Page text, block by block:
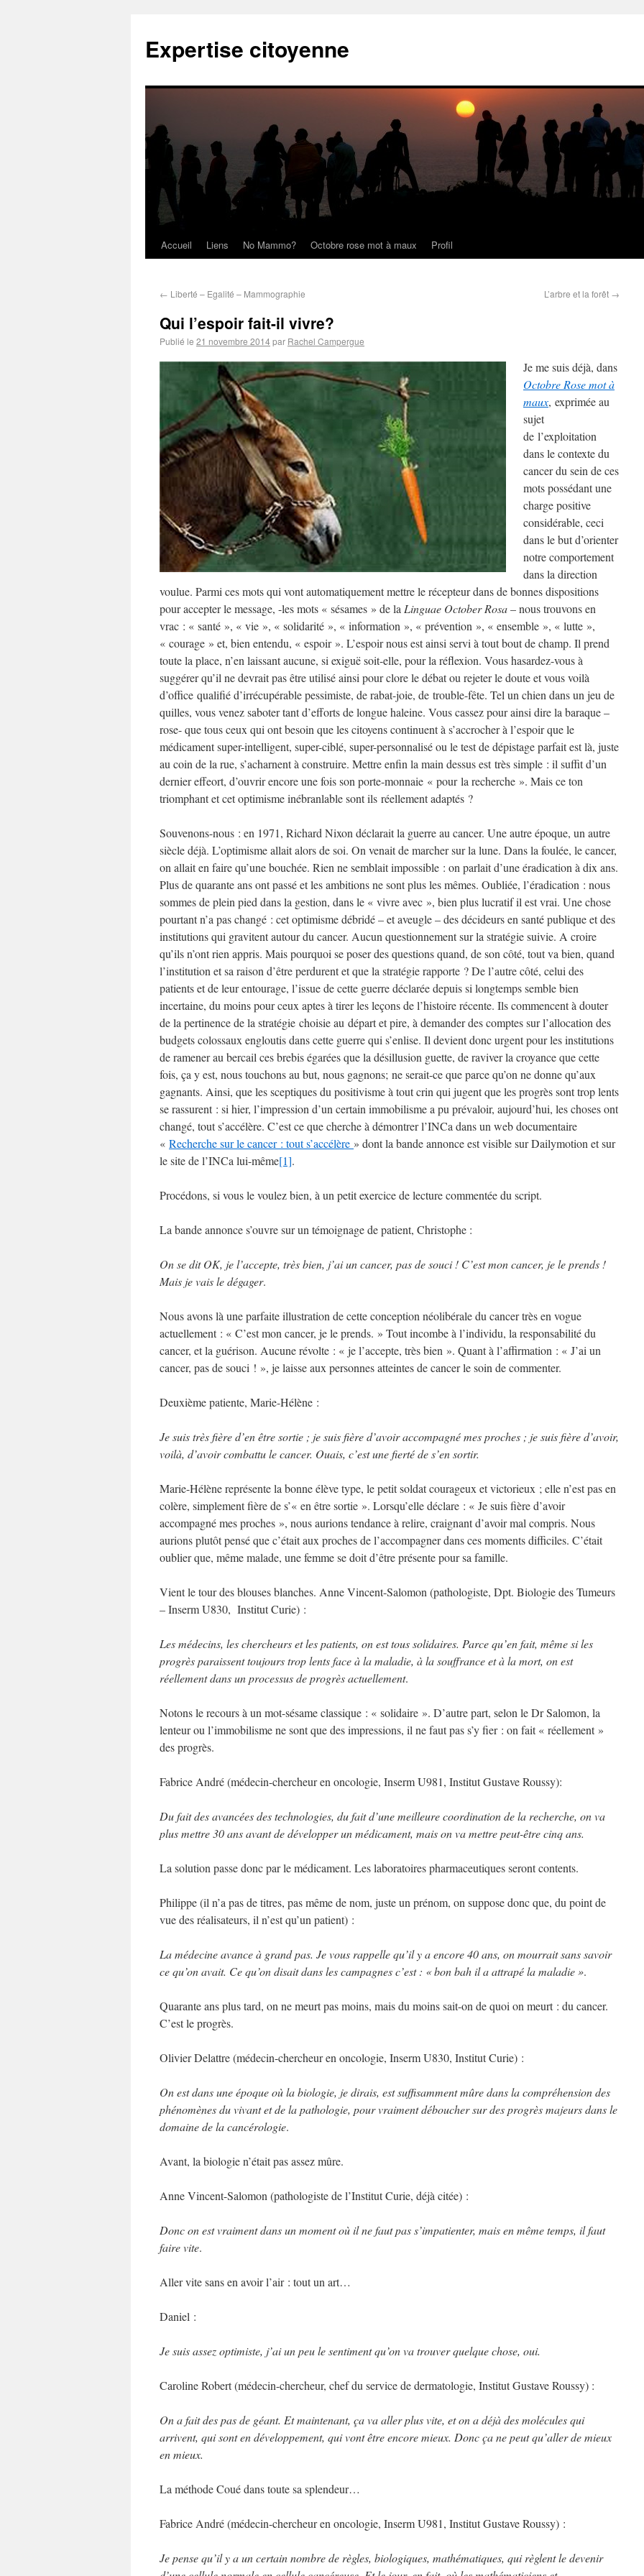
Expertise citoyenne
Accueil Liens No Mammo? Octobre rose mot à maux Profil
← Liberté – Egalité – Mammographie L’arbre et la forêt →
Qui l’espoir fait-il vivre?
Publié le 21 novembre 2014par Rachel Campergue
Je me suis déjà, dans
Octobre Rose mot à
maux, exprimée au
sujet
de l’exploitation
dans le contexte du
cancer du sein de ces
mots possédant une
charge positive
considérable, ceci
dans le but d’orienter
notre comportement
dans la direction
voulue. Parmi ces mots qui vont automatiquement mettre le récepteur dans de bonnes dispositions
pour accepter le message, -les mots « sésames » de la Linguae October Rosa– nous trouvons en
vrac : « santé », « vie », « solidarité », « information », « prévention », « ensemble », « lutte »,
« courage » et, bien entendu, « espoir ». L’espoir nous est ainsi servi à tout bout de champ. Il prend
toute la place, n’en laissant aucune, si exiguë soit-elle, pour la réflexion. Vous hasardez-vous à
suggérer qu’il ne devrait pas être utilisé ainsi pour clore le débat ou rejeter le doute et vous voilà
d’office qualifié d’irrécupérable pessimiste, de rabat-joie, de trouble-fête. Tel un chien dans un jeu de
quilles, vous venez saboter tant d’efforts de longue haleine. Vous cassez pour ainsi dire la baraque –
rose- que tous ceux qui ont besoin que les citoyens continuent à s’accrocher à l’espoir que le
médicament super-intelligent, super-ciblé, super-personnalisé ou le test de dépistage parfait est là, juste
au coin de la rue, s’acharnent à construire. Mettre enfin la main dessus est très simple : il suffit d’un
dernier effeort, d’ouvrir encore une fois son porte-monnaie « pour la recherche ». Mais ce ton
triomphant et cet optimisme inébranlable sont ils réellement adaptés ?
Souvenons-nous : en 1971, Richard Nixon déclarait la guerre au cancer. Une autre époque, un autre
siècle déjà. L’optimisme allait alors de soi. On venait de marcher sur la lune. Dans la foulée, le cancer,
on allait en faire qu’une bouchée. Rien ne semblait impossible : on parlait d’une éradication à dix ans.
Plus de quarante ans ont passé et les ambitions ne sont plus les mêmes. Oubliée, l’éradication : nous
sommes de plein pied dans la gestion, dans le « vivre avec », bien plus lucratif il est vrai. Une chose
pourtant n’a pas changé : cet optimisme débridé – et aveugle – des décideurs en santé publique et des
institutions qui gravitent autour du cancer. Aucun questionnement sur la stratégie suivie. A croire
qu’ils n’ont rien appris. Mais pourquoi se poser des questions quand, de son côté, tout va bien, quand
l’institution et sa raison d’être perdurent et que la stratégie rapporte ? De l’autre côté, celui des
patients et de leur entourage, l’issue de cette guerre déclarée depuis si longtemps semble bien
incertaine, du moins pour ceux aptes à tirer les leçons de l’histoire récente. Ils commencent à douter
de la pertinence de la stratégie choisie au départ et pire, à demander des comptes sur l’allocation des
budgets colossaux engloutis dans cette guerre qui s’enlise. Il devient donc urgent pour les institutions
de ramener au bercail ces brebis égarées que la désillusion guette, de raviver la croyance que cette
fois, ça y est, nous touchons au but, nous gagnons; ne serait-ce que parce qu’on ne donne qu’aux
gagnants. Ainsi, que les sceptiques du positivisme à tout crin qui jugent que les progrès sont trop lents
se rassurent : si hier, l’impression d’un certain immobilisme a pu prévaloir, aujourd’hui, les choses ont
changé, tout s’accélère. C’est ce que cherche à démontrer l’INCa dans un web documentaire
« Recherche sur le cancer : tout s’accélère » dont la bande annonce est visible sur Dailymotion et sur
le site de l’INCa lui-même[1].
Procédons, si vous le voulez bien, à un petit exercice de lecture commentée du script.
La bande annonce s’ouvre sur un témoignage de patient, Christophe :
On se dit OK, je l’accepte, très bien, j’ai un cancer, pas de souci ! C’est mon cancer, je le prends !
Mais je vais le dégager.
Nous avons là une parfaite illustration de cette conception néolibérale du cancer très en vogue
actuellement : « C’est mon cancer, je le prends. » Tout incombe à l’individu, la responsabilité du
cancer, et la guérison. Aucune révolte : « je l’accepte, très bien ». Quant à l’affirmation : « J’ai un
cancer, pas de souci ! », je laisse aux personnes atteintes de cancer le soin de commenter.
Deuxième patiente, Marie-Hélène :
Je suis très fière d’en être sortie ; je suis fière d’avoir accompagné mes proches ; je suis fière d’avoir,
voilà, d’avoir combattu le cancer. Ouais, c’est une fierté de s’en sortir.
Marie-Hélène représente la bonne élève type, le petit soldat courageux et victorieux ; elle n’est pas en
colère, simplement fière de s’« en être sortie ». Lorsqu’elle déclare : « Je suis fière d’avoir
accompagné mes proches », nous aurions tendance à relire, craignant d’avoir mal compris. Nous
aurions plutôt pensé que c’était aux proches de l’accompagner dans ces moments difficiles. C’était
oublier que, même malade, une femme se doit d’être présente pour sa famille.
Vient le tour des blouses blanches. Anne Vincent-Salomon (pathologiste, Dpt. Biologie des Tumeurs
– Inserm U830, Institut Curie) :
Les médecins, les chercheurs et les patients, on est tous solidaires. Parce qu’en fait, même si les
progrès paraissent toujours trop lents face à la maladie, à la souffrance et à la mort, on est
réellement dans un processus de progrès actuellement.
Notons le recours à un mot-sésame classique : « solidaire ». D’autre part, selon le Dr Salomon, la
lenteur ou l’immobilisme ne sont que des impressions, il ne faut pas s’y fier : on fait « réellement »
des progrès.
Fabrice André (médecin-chercheur en oncologie, Inserm U981, Institut Gustave Roussy):
Du fait des avancées des technologies, du fait d’une meilleure coordination de la recherche, on va
plus mettre 30 ans avant de développer un médicament, mais on va mettre peut-être cinq ans.
La solution passe donc par le médicament. Les laboratoires pharmaceutiques seront contents.
Philippe (il n’a pas de titres, pas même de nom, juste un prénom, on suppose donc que, du point de
vue des réalisateurs, il n’est qu’un patient) :
La médecine avance à grand pas. Je vous rappelle qu’il y a encore 40 ans, on mourrait sans savoir
ce qu’on avait. Ce qu’on disait dans les campagnes c’est : « bon bah il a attrapé la maladie ».
Quarante ans plus tard, on ne meurt pas moins, mais du moins sait-on de quoi on meurt : du cancer.
C’est le progrès.
Olivier Delattre (médecin-chercheur en oncologie, Inserm U830, Institut Curie) :
On est dans une époque où la biologie, je dirais, est suffisamment mûre dans la compréhension des
phénomènes du vivant et de la pathologie, pour vraiment déboucher sur des progrès majeurs dans le
domaine de la cancérologie.
Avant, la biologie n’était pas assez mûre.
Anne Vincent-Salomon (pathologiste de l’Institut Curie, déjà citée) :
Donc on est vraiment dans un moment où il ne faut pas s’impatienter, mais en même temps, il faut
faire vite.
Aller vite sans en avoir l’air : tout un art…
Daniel :
Je suis assez optimiste, j’ai un peu le sentiment qu’on va trouver quelque chose, oui.
Caroline Robert (médecin-chercheur, chef du service de dermatologie, Institut Gustave Roussy) :
On a fait des pas de géant. Et maintenant, ça va aller plus vite, et on a déjà des molécules qui
arrivent, qui sont en développement, qui vont être encore mieux. Donc ça ne peut qu’aller de mieux
en mieux.
La méthode Coué dans toute sa splendeur…
Fabrice André (médecin-chercheur en oncologie, Inserm U981, Institut Gustave Roussy) :
Je pense qu’il y a un certain nombre de règles, biologiques, mathématiques, qui règlent le devenir